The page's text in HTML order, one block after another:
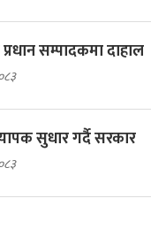
सम्पादकमा दाहाल
सुधार गर्दै सरकार